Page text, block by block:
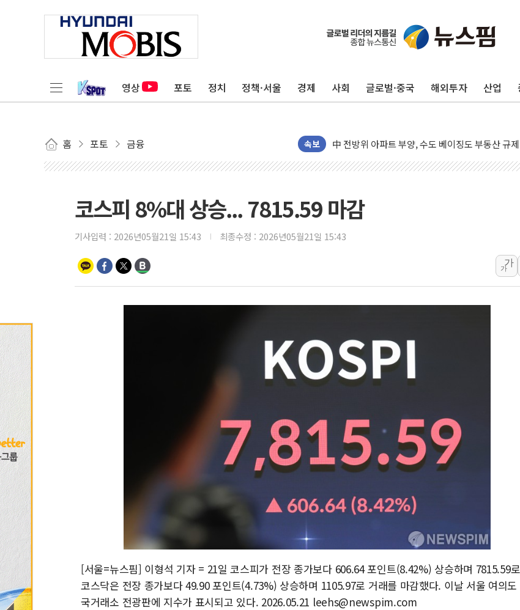
영상 포토 정치 정책·서울 경제 사회 글로벌·중국 해외투자 산업
홈 포토 금융 속보
동해중부 전 해상 풍랑주의보…10일까지 최대
中 전방위 아파트 부양, 수도 베이징도 부동산 규
인제 용대리 계곡서 수위 상승으로 피서객 7명 고
강원 중·남부 동해안 시간당 50mm 이상 폭우…호
청양 밭에서 일하던 90대 숨져…온열질환 여부 조사
폭염에 車 운전면허 기능시험 오전 집중 편성…체
李대통령, 'ISA·주가누르기 방지법' 전면 재검토
'호우 특보' 경북 울진 시간당 20~30mm 강한 비...
주말 무더위·열대야 지속…내륙 곳곳 소나기
오세훈 "용산공원 주택 검토, 민주당 스스로 원칙
10월 보완수사권 폐지·공소청 출범…피해자들 '범
한상협, 업계 개인정보 보안 새판 짠다…'자율규제
민주당, 오늘 제주·인천 경선 발표...김민석 '재역
트럼프, 쿡 연준 이사 해임 재추진…"26일까지 의
유럽증시, 美 고용 예상 밖 부진에 연준 금리 인
미 연준 매파 기세 꺾이나…고용 감소에 9월 동결
코스피 8%대 상승... 7815.59 마감
기사입력 : 2026년05월21일 15:43 최종수정 : 2026년05월21일 15:43
가
가
[서울=뉴스핌] 이형석 기자 = 21일 코스피가 전장 종가보다 606.64 포인트(8.42%) 상승하며 7815.59
코스닥은 전장 종가보다 49.90 포인트(4.73%) 상승하며 1105.97로 거래를 마감했다. 이날 서울 여의도
국거래소 전광판에 지수가 표시되고 있다. 2026.05.21 leehs@newspim.com